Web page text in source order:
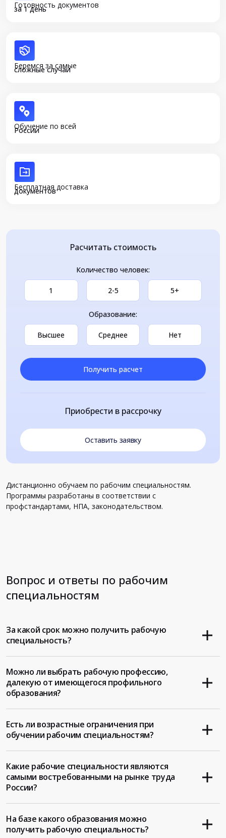
Готовность документов
за 1 день
Беремся за самые
сложные случаи
Обучение по всей
России
Бесплатная доставка
документов
Расчитать стоимость
Количество человек:
1 2-5 5+
Образование:
Высшее Среднее Нет
Получить расчет
Приобрести в рассрочку
Оставить заявку
Дистанционно обучаем по рабочим специальностям.
Программы разработаны в соответствии с
профстандартами, НПА, законодательством.
Вопрос и ответы по рабочим
специальностям
За какой срок можно получить рабочую
специальность?
Можно ли выбрать рабочую профессию,
далекую от имеющегося профильного
образования?
Есть ли возрастные ограничения при
обучении рабочим специальностям?
Какие рабочие специальности являются
самыми востребованными на рынке труда
России?
На базе какого образования можно
получить рабочую специальность?